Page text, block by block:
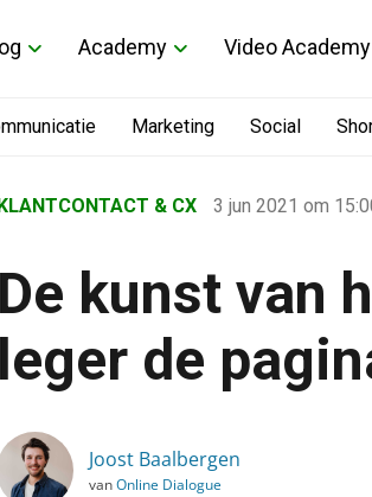
Academy Video Academy
Marketing Social
Klantcontact & CX
›
KLANTCONTACT & CX 3 jun 2021 om
De kunst van
leger de
Joost Baalbergen
vanOnline Dialogue